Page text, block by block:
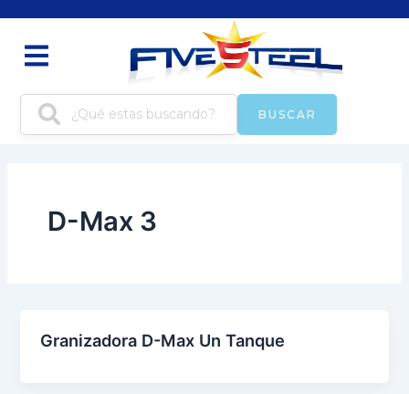
contenido
BUSCAR
D-Max 3
Granizadora D-Max Un Tanque